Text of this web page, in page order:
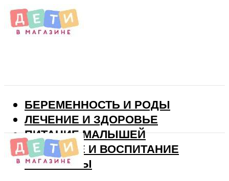
БЕРЕМЕННОСТЬ И РОДЫ
ЛЕЧЕНИЕ И ЗДОРОВЬЕ
ПИТАНИЕ МАЛЫШЕЙ
РАЗВИТИЕ И ВОСПИТАНИЕ
ВИТАМИНЫ